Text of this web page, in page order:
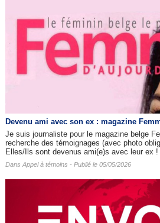
Devenu ami avec son ex : magazine
Je suis journaliste pour le magazine belge
recherche des témoignages (avec photo
Elles/Ils sont devenus ami(e)s avec leur ex !
Dans Appel à témoins - Publié le 05/05/2026